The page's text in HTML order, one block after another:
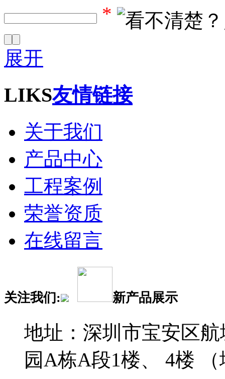
*
展开
LIKS友情链接
关于我们
产品中心
工程案例
荣誉资质
在线留言
关注我们: 新产品展示
地址：深圳市宝安区
园A栋A段1楼、 4楼